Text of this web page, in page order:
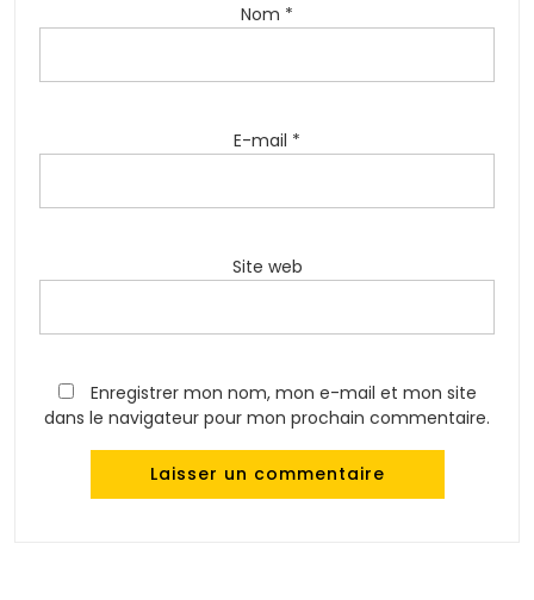
Nom *
E-mail *
Site web
Enregistrer mon nom, mon e-mail et mon site
dans le navigateur pour mon prochain commentaire.